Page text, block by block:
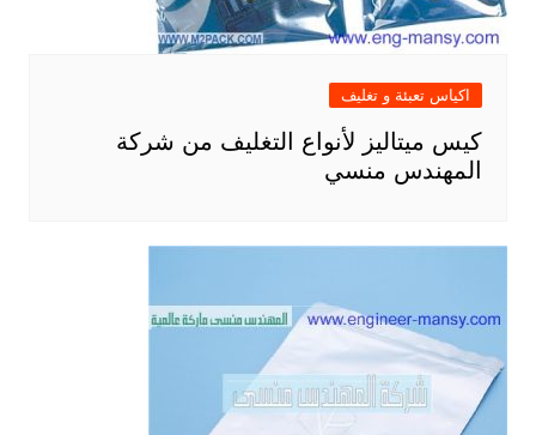
اكياس تعبئة و تغليف
كيس ميتاليز لأنواع التغليف من شركة
المهندس منسي